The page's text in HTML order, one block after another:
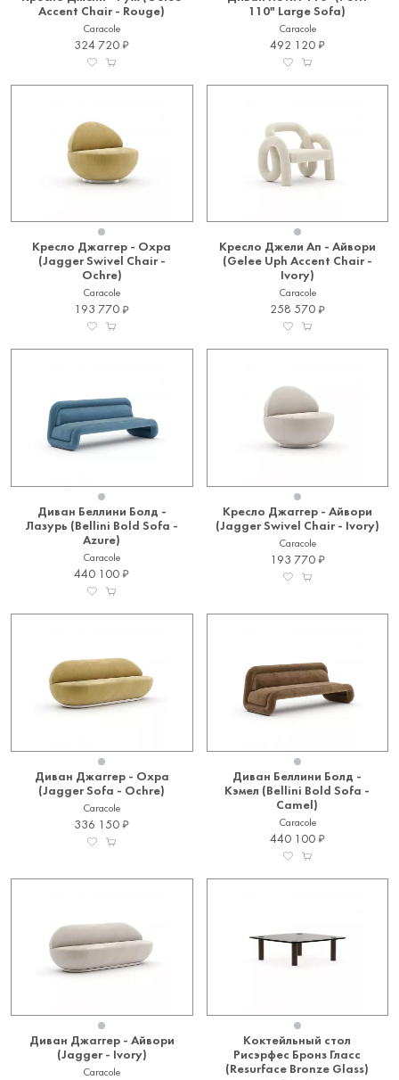
парча, тонкая шерсть.
Caracole символизирует креативность и самовыражение,
которые воплощаются в захватывающих и вдохновляющих
Accent Chair - Rouge)
Caracole
324 720
110" Large Sofa)
Caracole
492 120
Кресло Джаггер - Охра
(Jagger Swivel Chair -
Ochre)
Caracole
193 770
Кресло Джели Ап - Айвори
(Gelee Uph Accent Chair -
Ivory)
Caracole
258 570
Диван Беллини Болд -
Лазурь (Bellini Bold Sofa -
Azure)
Caracole
440 100
Кресло Джаггер - Айвори
(Jagger Swivel Chair - Ivory)
Caracole
193 770
Диван Джаггер - Охра
(Jagger Sofa - Ochre)
Caracole
336 150
Диван Беллини Болд -
Кэмел (Bellini Bold Sofa -
Camel)
Caracole
440 100
Диван Джаггер - Айвори
(Jagger - Ivory)
Caracole
Коктейльный стол
Рисэрфес Бронз Гласс
(Resurface Bronze Glass)